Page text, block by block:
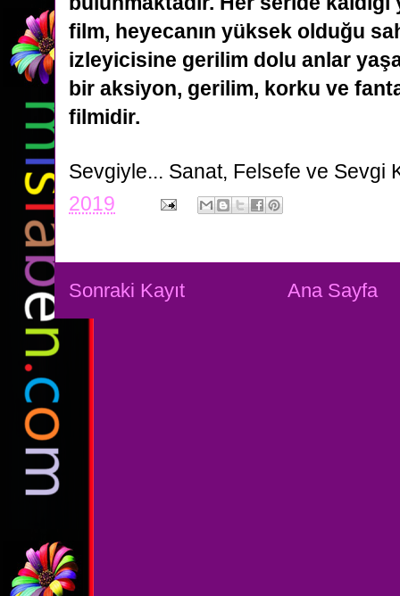
film, heyecanın yüksek olduğu
izleyicisine gerilim dolu anlar
bir aksiyon, gerilim, korku ve
filmidir.
Sevgiyle... Sanat, Felsefe ve Sevgi
2019
Sonraki Kayıt Ana Sayfa